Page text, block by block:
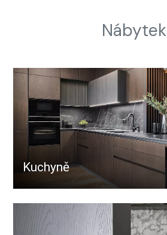
Nábytek
Kuchyně